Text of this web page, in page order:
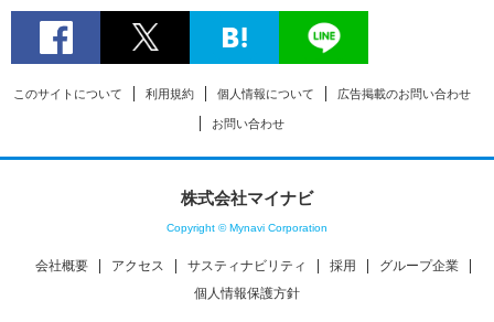
このサイトについて 利用規約 個人情報について 広告掲載のお問い合わせ
お問い合わせ
株式会社マイナビ
Copyright © Mynavi Corporation
会社概要 アクセス サスティナビリティ 採用
グループ企業
個人情報保護方針